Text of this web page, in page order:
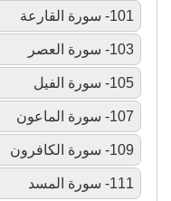
101- سورة القارعة
103- سورة العصر
105- سورة الفيل
107- سورة الماعون
109- سورة الكافرون
111- سورة المسد